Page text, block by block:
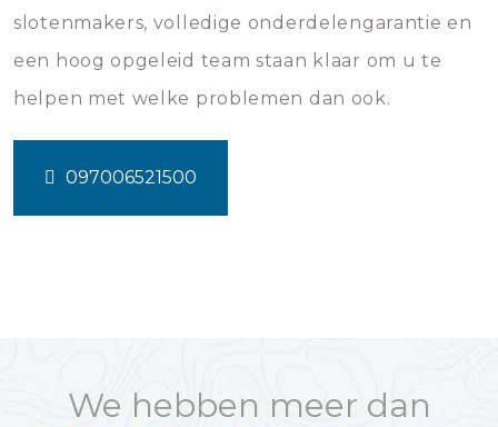
slotenmakers, volledige onderdelengarantie en
een hoog opgeleid team staan klaar om u te
helpen met welke problemen dan ook.
097006521500
We hebben meer dan